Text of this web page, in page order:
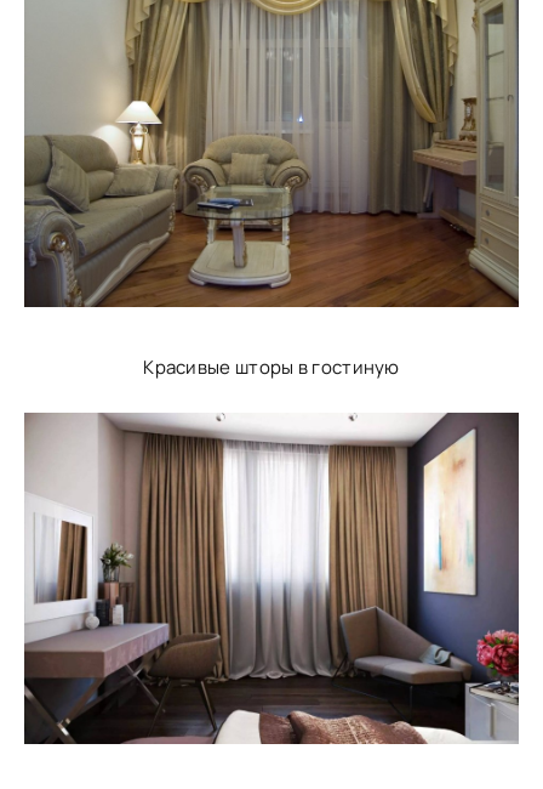
Красивые шторы в гостиную